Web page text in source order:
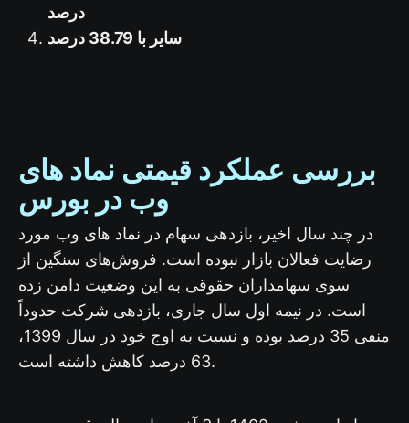
درصد
سایر با 38.79 درصد
بررسی عملکرد قیمتی نماد های
وب در بورس
در چند سال اخیر، بازدهی سهام در نماد های وب مورد
رضایت فعالان بازار نبوده است. فروش‌های سنگین از
سوی سهامداران حقوقی به این وضعیت دامن زده
است. در نیمه اول سال جاری، بازدهی شرکت حدوداً
منفی 35 درصد بوده و نسبت به اوج خود در سال 1399،
63 درصد کاهش داشته است.